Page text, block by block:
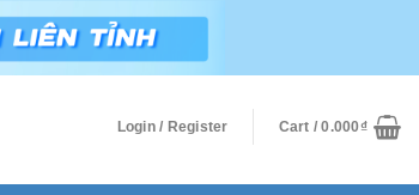
Login / Register Cart /0.000₫